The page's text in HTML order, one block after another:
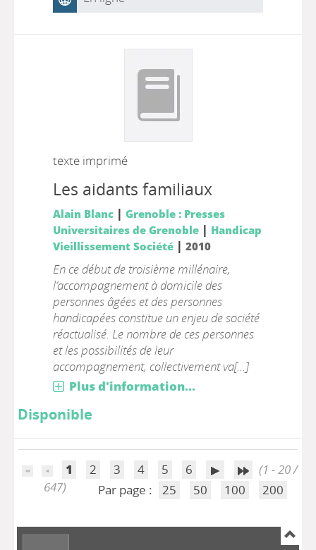
texte imprimé
Les aidants familiaux
Alain Blanc | Grenoble : Presses
Universitaires de Grenoble| Handicap
Vieillissement Société| 2010
En ce début de troisième millénaire,
l’accompagnement à domicile des
personnes âgées et des personnes
handicapées constitue un enjeu de société
réactualisé. Le nombre de ces personnes
et les possibilités de leur
accompagnement, collectivement va[...]
Plus d'information...
Disponible
1 2 3 4 5 6
(1 - 20 /
647)
Par page : 25 50 100 200